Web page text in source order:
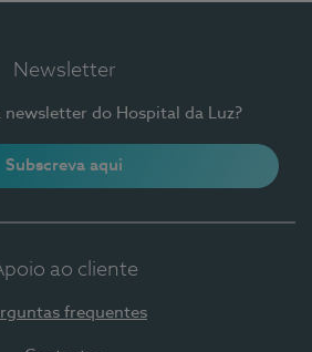
Newsletter
newsletter do Hospital da Luz?
Subscreva aqui
ao cliente
frequentes